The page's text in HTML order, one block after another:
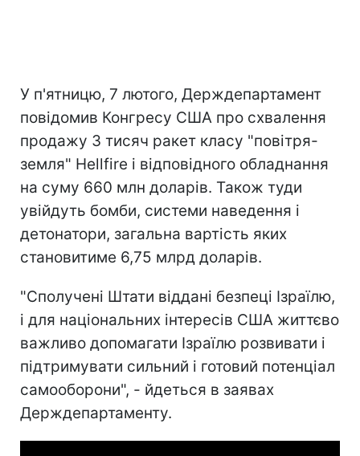
У п'ятницю, 7 лютого, Держдепартамент
повідомив Конгресу США про схвалення
продажу 3 тисяч ракет класу "повітря-
земля" Hellfire і відповідного обладнання
на суму 660 млн доларів. Також туди
увійдуть бомби, системи наведення і
детонатори, загальна вартість яких
становитиме 6,75 млрд доларів.
"Сполучені Штати віддані безпеці Ізраїлю,
і для національних інтересів США життєво
важливо допомагати Ізраїлю розвивати і
підтримувати сильний і готовий потенціал
самооборони", - йдеться в заявах
Держдепартаменту.